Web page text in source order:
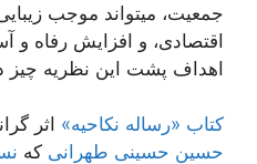
جمعیت، میتواند موجب
اقتصادی، و افزایش رفاه
اهداف پشت این نظریه
کتاب «رساله نکاحیه» اثر
حسین حسینی طهرانی که